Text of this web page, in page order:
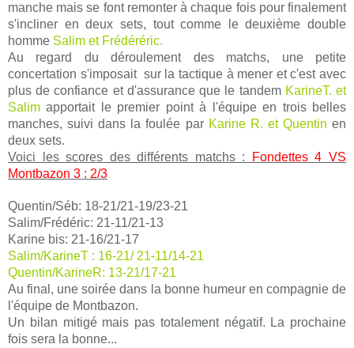
manche mais se font remonter à chaque fois pour finalement
s'incliner en deux sets, tout comme le deuxième double
homme Salim et Frédéréric.
Au regard du déroulement des matchs, une petite
concertation s'imposait sur la tactique à mener et c'est avec
plus de confiance et d'assurance que le tandem KarineT. et
Salim apportait le premier point à l'équipe en trois belles
manches, suivi dans la foulée par Karine R. et Quentin en
deux sets.
Voici les scores des différents matchs :
Fondettes 4 VS
Montbazon 3 : 2/3
Quentin/Séb: 18-21/21-19/23-21
Salim/Frédéric: 21-11/21-13
Karine bis: 21-16/21-17
Salim/KarineT : 16-21/ 21-11/14-21
Quentin/KarineR: 13-21/17-21
Au final, une soirée dans la bonne humeur en compagnie de
l'équipe de Montbazon.
Un bilan mitigé mais pas totalement négatif. La prochaine
fois sera la bonne...